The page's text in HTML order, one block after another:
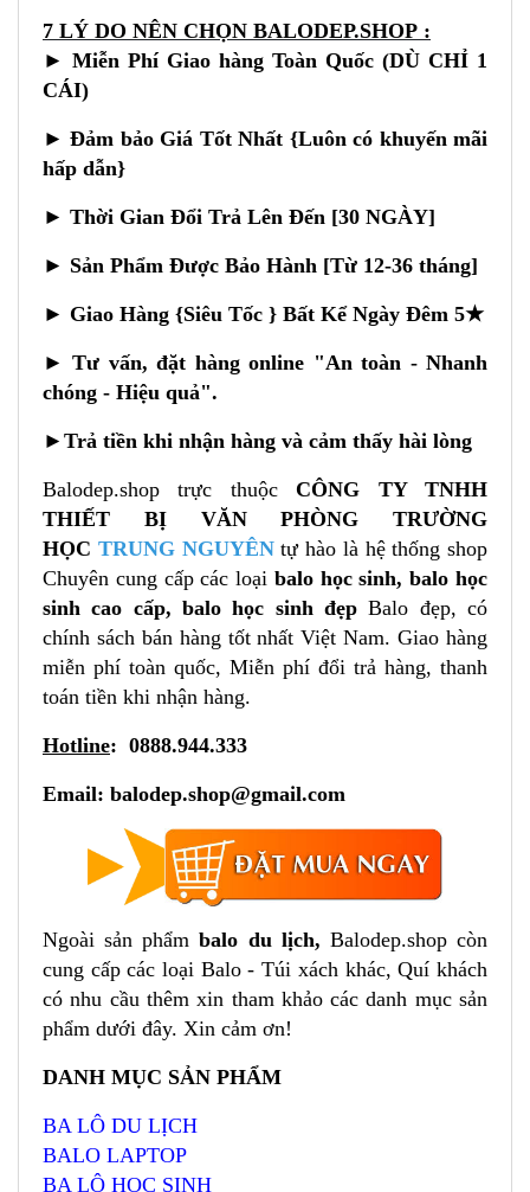
7 LÝ DO NÊN CHỌN BALODEP.SHOP :
► Miễn Phí Giao hàng Toàn Quốc (DÙ CHỈ 1
CÁI)
► Đảm bảo Giá Tốt Nhất {Luôn có khuyến mãi
hấp dẫn}
► Thời Gian Đổi Trả Lên Đến [30 NGÀY]
► Sản Phẩm Được Bảo Hành [Từ 12-36 tháng]
► Giao Hàng {Siêu Tốc } Bất Kể Ngày Đêm 5★
► Tư vấn, đặt hàng online "An toàn - Nhanh
chóng - Hiệu quả".
► Trả tiền khi nhận hàng và cảm thấy hài lòng
Balodep.shop trực thuộcCÔNG TY TNHH
THIẾT BỊ VĂN PHÒNG TRƯỜNG
HỌC TRUNG NGUYÊN tự hào là hệ thống shop
Chuyên cung cấp các loại balo học sinh, balo học
sinh cao cấp, balo học sinh đẹp Balo đẹp, có
chính sách bán hàng tốt nhất Việt Nam. Giao hàng
miễn phí toàn quốc, Miễn phí đổi trả hàng, thanh
toán tiền khi nhận hàng.
Hotline: 0888.944.333
Email: balodep.shop@gmail.com
Ngoài sản phẩmbalo du lịch, Balodep.shop còn
cung cấp các loại Balo - Túi xách khác, Quí khách
có nhu cầu thêm xin tham khảo các danh mục sản
phẩm dưới đây. Xin cảm ơn!
DANH MỤC SẢN PHẨM
BA LÔ DU LỊCH
BALO LAPTOP
BA LÔ HỌC SINH